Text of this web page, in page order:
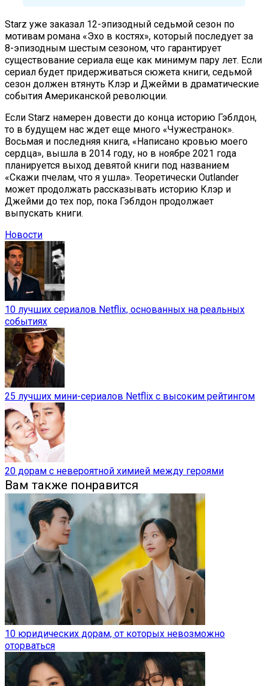
Starz уже заказал 12-эпизодный седьмой сезон по
мотивам романа «Эхо в костях», который последует за
8-эпизодным шестым сезоном, что гарантирует
существование сериала еще как минимум пару лет. Если
сериал будет придерживаться сюжета книги, седьмой
сезон должен втянуть Клэр и Джейми в драматические
события Американской революции.
Если Starz намерен довести до конца историю Гэблдон,
то в будущем нас ждет еще много «Чужестранок».
Восьмая и последняя книга, «Написано кровью моего
сердца», вышла в 2014 году, но в ноябре 2021 года
планируется выход девятой книги под названием
«Скажи пчелам, что я ушла». Теоретически Outlander
может продолжать рассказывать историю Клэр и
Джейми до тех пор, пока Гэблдон продолжает
выпускать книги.
Новости
10 лучших сериалов Netflix, основанных на реальных
событиях
25 лучших мини-сериалов Netflix с высоким рейтингом
20 дорам с невероятной химией между героями
Вам также понравится
10 юридических дорам, от которых невозможно
оторваться